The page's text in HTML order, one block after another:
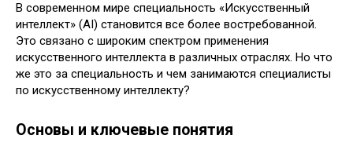
В современном мире специальность «Искусственный
интеллект» (AI) становится все более востребованной.
Это связано с широким спектром применения
искусственного интеллекта в различных отраслях. Но что
же это за специальность и чем занимаются специалисты
по искусственному интеллекту?
Основы и ключевые понятия